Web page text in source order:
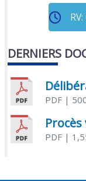
DERNIERS
PDF|
PDF|